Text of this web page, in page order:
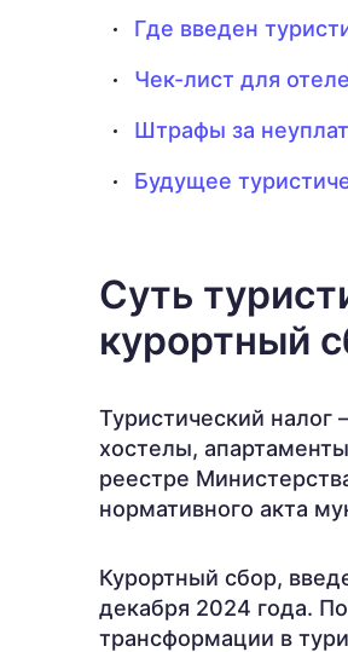
Где введен
Чек-лист для
Штрафы за
Будущее
Суть
курортный
Туристический налог
хостелы,
реестре
нормативного акта
Курортный сбор,
декабря 2024 года.
трансформации в